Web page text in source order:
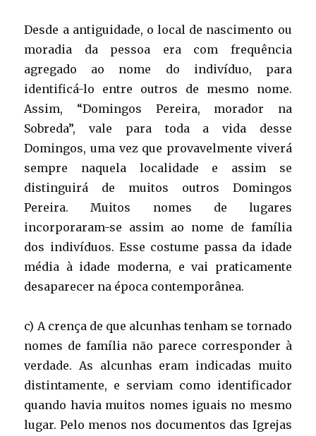
Desde a antiguidade, o local de nascimento ou
moradia da pessoa era com frequência
agregado ao nome do indivíduo, para
identificá-lo entre outros de mesmo nome.
Assim, “Domingos Pereira, morador na
Sobreda”, vale para toda a vida desse
Domingos, uma vez que provavelmente viverá
sempre naquela localidade e assim se
distinguirá de muitos outros Domingos
Pereira. Muitos nomes de lugares
incorporaram-se assim ao nome de família
dos indivíduos. Esse costume passa da idade
média à idade moderna, e vai praticamente
desaparecer na época contemporânea.
c) A crença de que alcunhas tenham se tornado
nomes de família não parece corresponder à
verdade. As alcunhas eram indicadas muito
distintamente, e serviam como identificador
quando havia muitos nomes iguais no mesmo
lugar. Pelo menos nos documentos das Igrejas